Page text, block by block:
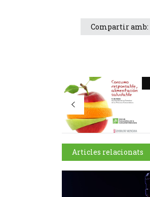
Compartir amb:
Articles relacionats